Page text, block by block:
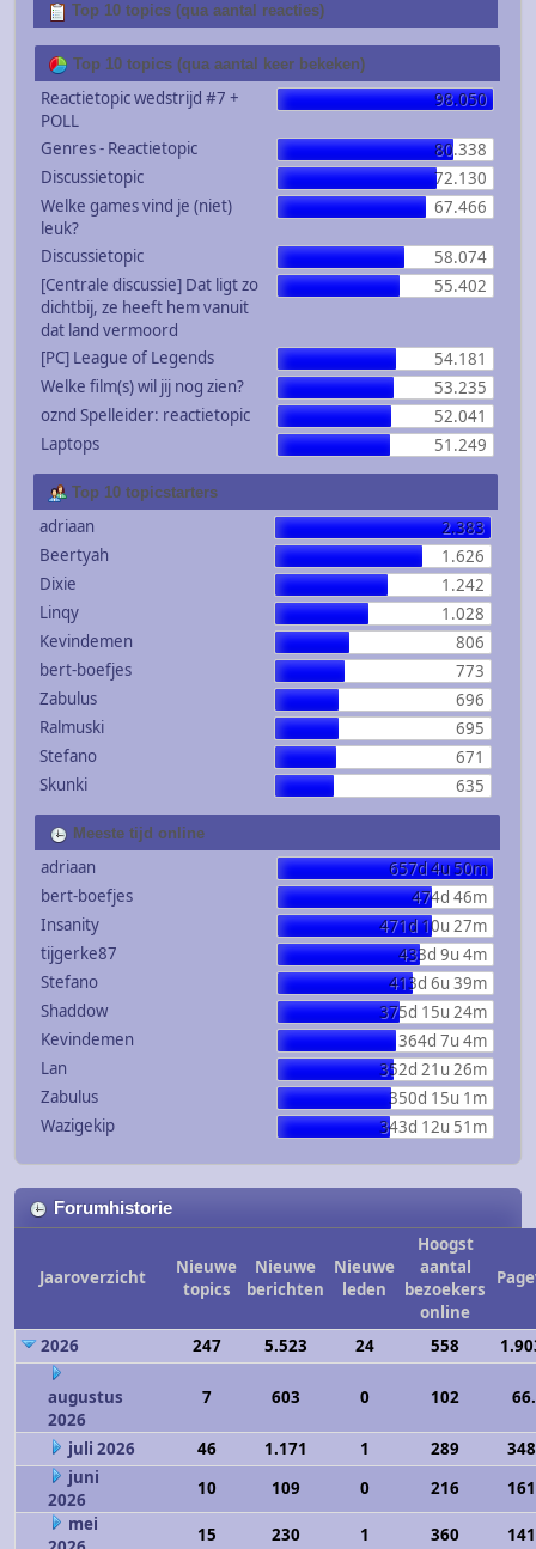
Top 10 topics (qua aantal reacties)
Top 10 topics (qua aantal keer bekeken)
Reactietopic wedstrijd #7 +
POLL
98.050
Genres - Reactietopic
80.338
Discussietopic
72.130
Welke games vind je (niet)
leuk?
67.466
Discussietopic
58.074
[Centrale discussie] Dat ligt zo
dichtbij, ze heeft hem vanuit
dat land vermoord
55.402
[PC] League of Legends
54.181
Welke film(s) wil jij nog zien?
53.235
oznd Spelleider: reactietopic
52.041
Laptops
51.249
Top 10 topicstarters
adriaan
2.383
Beertyah
1.626
Dixie
1.242
Linqy
1.028
Kevindemen
806
bert-boefjes
773
Zabulus
696
Ralmuski
695
Stefano
671
Skunki
635
Meeste tijd online
adriaan
657d 4u 50m
bert-boefjes
474d 46m
Insanity
471d 10u 27m
tijgerke87
433d 9u 4m
Stefano
413d 6u 39m
Shaddow
375d 15u 24m
Kevindemen
364d 7u 4m
Lan
352d 21u 26m
Zabulus
350d 15u 1m
Wazigekip
343d 12u 51m
Forumhistorie
Jaaroverzicht
Nieuwe
topics
Nieuwe
berichten
Nieuwe
leden
Hoogst
aantal
bezoekers
online
2026 247 5.523 24 558
augustus
2026
7 603 0 102
juli 2026 46 1.171 1 289
juni
2026
10 109 0 216
mei
15 230 1 360